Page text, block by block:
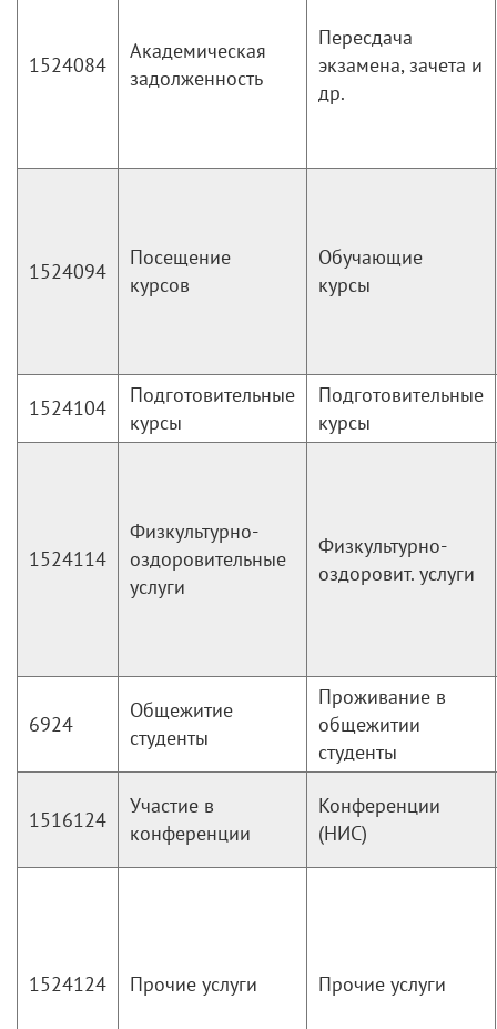
1524084
Академическая
задолженность
Пересдача
экзамена, зачета и
др.
1524094
Посещение
курсов
Обучающие
курсы
1524104
Подготовительные
курсы
Подготовительные
курсы
1524114
Физкультурно-
оздоровительные
услуги
Физкультурно-
оздоровит. услуги
6924
Общежитие
студенты
Проживание в
общежитии
студенты
1516124
Участие в
конференции
Конференции
(НИС)
1524124 Прочие услуги Прочие услуги